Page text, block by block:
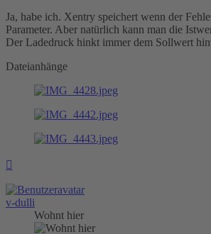
Ja, habe ich. Xentry speichert wenn der
Parameter. Aber natürlich kann man die
Der Ladedruck hinkt immer dem Sollwert
Dateianhänge
v-dulli
Wohnt hier